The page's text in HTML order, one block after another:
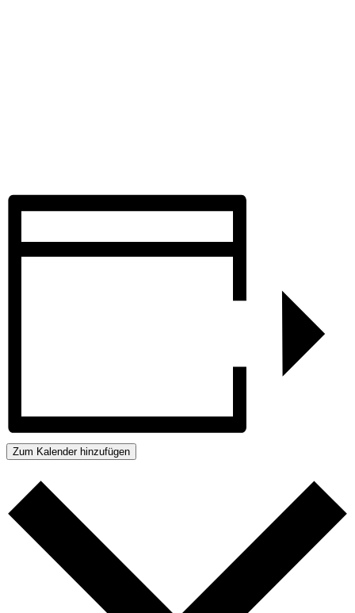
Zum Kalender hinzufügen